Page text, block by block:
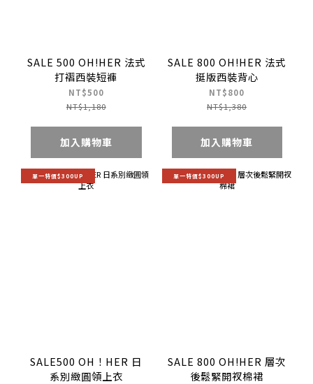
SALE 500 OH!HER 法式
打褶西裝短褲
NT$500
NT$1,180
加入購物車
SALE 800 OH!HER 法式
挺版西裝背心
NT$800
NT$1,380
加入購物車
單一特價$300UP
SALE500 OH！HER 日
系別緻圓領上衣
單一特價$300UP
SALE 800 OH!HER 層次
後鬆緊開衩棉裙